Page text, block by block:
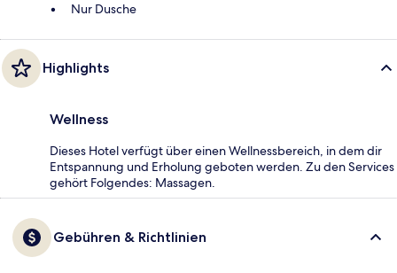
Nur Dusche
Highlights
Wellness
Dieses Hotel verfügt über einen Wellnessbereich, in dem dir
Entspannung und Erholung geboten werden. Zu den Services
gehört Folgendes: Massagen.
Gebühren & Richtlinien